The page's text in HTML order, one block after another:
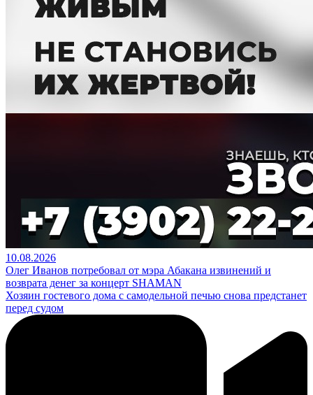
10.08.2026
Олег Иванов потребовал от мэра Абакана извинений и
возврата денег за концерт SHAMAN
Хозяин гостевого дома с самодельной печью снова предстанет
перед судом